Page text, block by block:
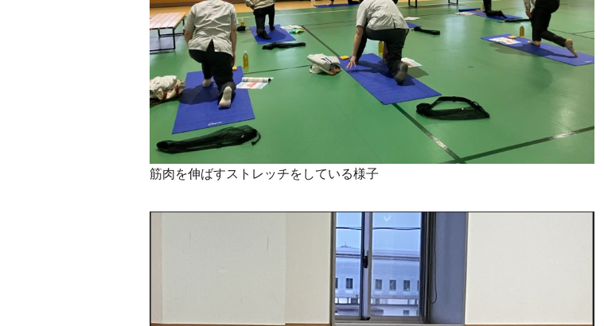
筋肉を伸ばすストレッチをしている様子